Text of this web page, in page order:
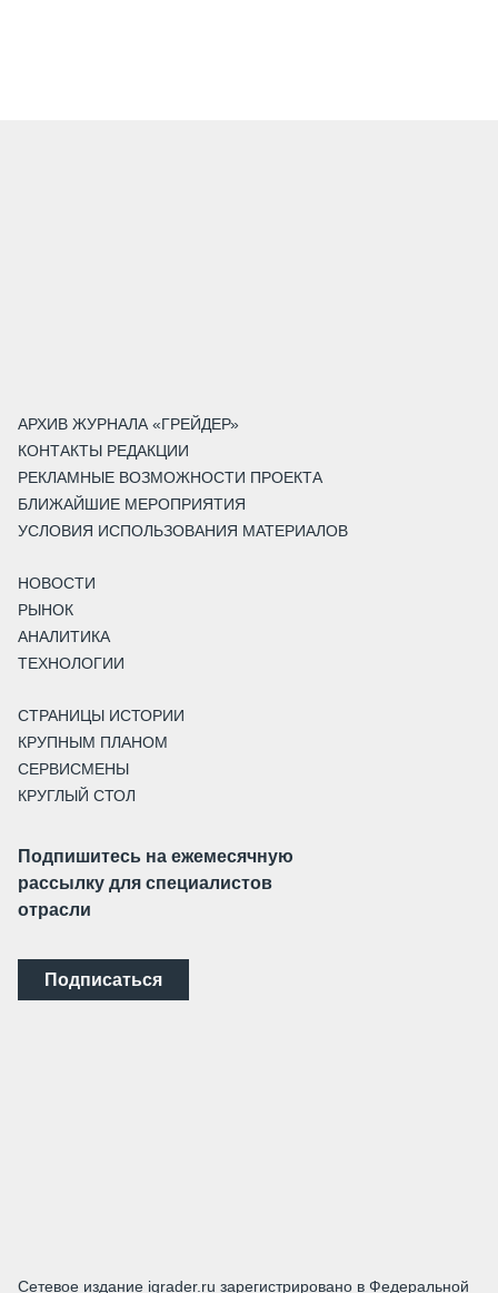
АРХИВ ЖУРНАЛА «ГРЕЙДЕР»
КОНТАКТЫ РЕДАКЦИИ
РЕКЛАМНЫЕ ВОЗМОЖНОСТИ ПРОЕКТА
БЛИЖАЙШИЕ МЕРОПРИЯТИЯ
УСЛОВИЯ ИСПОЛЬЗОВАНИЯ МАТЕРИАЛОВ
НОВОСТИ
РЫНОК
АНАЛИТИКА
ТЕХНОЛОГИИ
СТРАНИЦЫ ИСТОРИИ
КРУПНЫМ ПЛАНОМ
СЕРВИСМЕНЫ
КРУГЛЫЙ СТОЛ
Подпишитесь на ежемесячную
рассылку для специалистов
отрасли
Подписаться
Сетевое издание igrader.ru зарегистрировано в Федеральной